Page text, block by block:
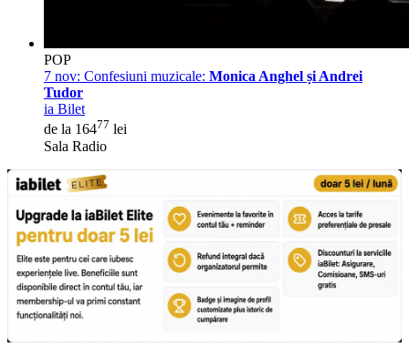
POP
7 nov: Confesiuni muzicale: Monica Anghel și Andrei
Tudor
ia Bilet
de la 16477 lei
Sala Radio